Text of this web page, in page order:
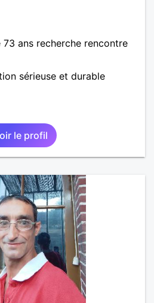
ans recherche rencontre
sérieuse et durable
le profil